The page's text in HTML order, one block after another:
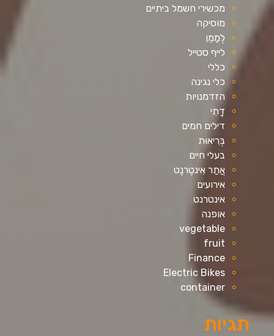
מכשירי חשמל ביתיים
מוסיקה
לְמַמֵן
לייף סטייל
כללי
כלי נגינה
הזדמנויות
דָתִי
דילים חמים
בְּרִיאוּת
בעלי חיים
אֲתַר אִינטֶרנֶט
אירועים
אינטרנט
אופנה
vegetable
fruit
Finance
Electric Bikes
container
תגיות